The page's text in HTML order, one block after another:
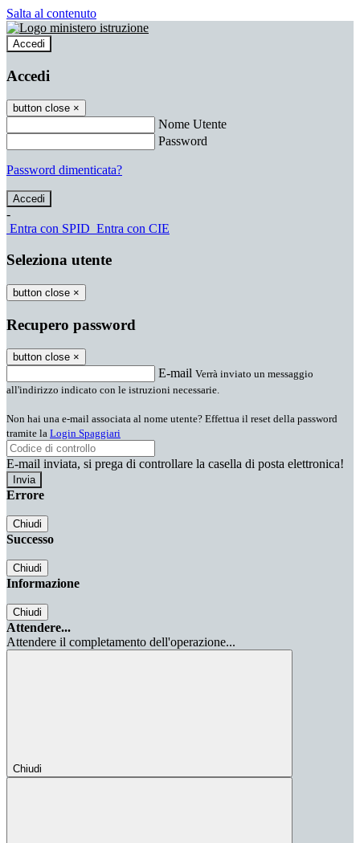
Salta al contenuto
Accedi
Accedi
button close ×
Nome Utente
Password
Password dimenticata?
-
Entra con SPID Entra con CIE
Seleziona utente
button close ×
Recupero password
button close ×
E-mail Verrà inviato un messaggio
all'indirizzo indicato con le istruzioni necessarie.
Non hai una e-mail associata al nome utente? Effettua il reset della password
tramite la Login Spaggiari
E-mail inviata, si prega di controllare la casella di posta elettronica!
Errore
Chiudi
Successo
Chiudi
Informazione
Chiudi
Attendere...
Attendere il completamento dell'operazione...
Chiudi